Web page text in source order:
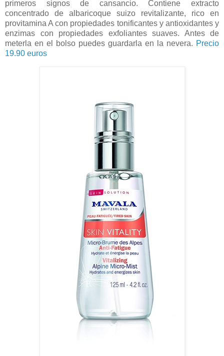
primeros signos de cansancio. Contiene extracto
concentrado de albaricoque suizo revitalizante, rico en
provitamina A con propiedades tonificantes y antioxidantes y
enzimas con propiedades exfoliantes suaves. Antes de
meterla en el bolso puedes guardarla en la nevera. Precio
19.90 euros